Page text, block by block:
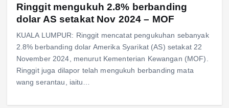
Ringgit mengukuh 2.8% berbanding
dolar AS setakat Nov 2024 – MOF
KUALA LUMPUR: Ringgit mencatat pengukuhan sebanyak
2.8% berbanding dolar Amerika Syarikat (AS) setakat 22
November 2024, menurut Kementerian Kewangan (MOF).
Ringgit juga dilapor telah mengukuh berbanding mata
wang serantau, iaitu…